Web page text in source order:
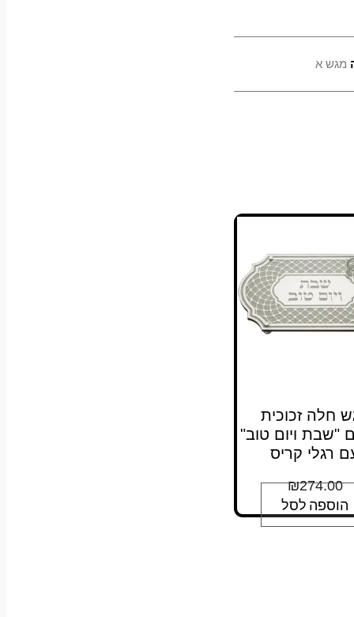
מגש א
חלה זכוכית
"שבת ויום טוב"
רגלי קריס
₪274.00
הוספה לסל